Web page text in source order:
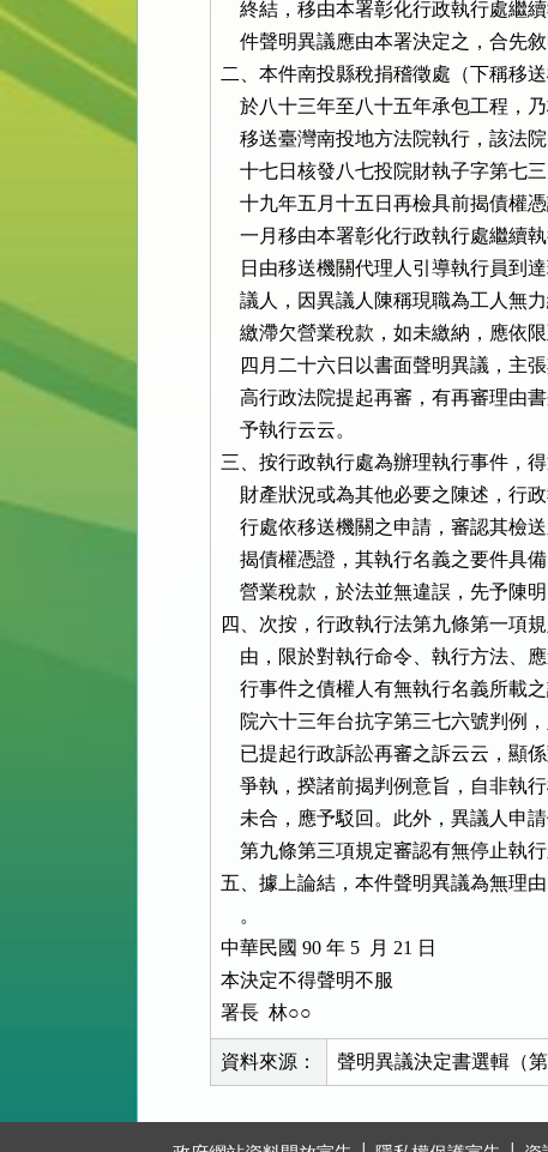
終結，移由本署彰化行政執行處
件聲明異議應由本署決定之，合先敘
二、本件南投縣稅捐稽徵處（下稱移
於八十三年至八十五年承包工程
移送臺灣南投地方法院執行，該法
十七日核發八七投院財執子字第七
十九年五月十五日再檢具前揭債
一月移由本署彰化行政執行處繼
日由移送機關代理人引導執行員
議人，因異議人陳稱現職為工人
繳滯欠營業稅款，如未繳納，應
四月二十六日以書面聲明異議，
高行政法院提起再審，有再審理
    予執行云云。
三、按行政執行處為辦理執行事件，
財產狀況或為其他必要之陳述，
行處依移送機關之申請，審認其
揭債權憑證，其執行名義之要件
營業稅款，於法並無違誤，先予陳明
四、次按，行政執行法第九條第一項
由，限於對執行命令、執行方法
行事件之債權人有無執行名義所
院六十三年台抗字第三七六號判
已提起行政訴訟再審之訴云云，
爭執，揆諸前揭判例意旨，自非
未合，應予駁回。此外，異議人
第九條第三項規定審認有無停止執
五、據上論結，本件聲明異議為無理
    。
中華民國 90 年 5  月 21 日
本決定不得聲明不服
署長  林○○
資料來源： 聲明異議決定書選輯（